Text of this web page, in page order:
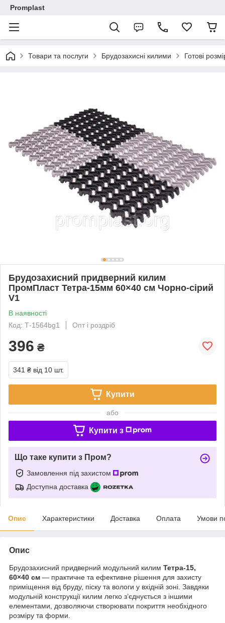
Promplast
Товари та послуги Брудозахисні килими Готові
Брудозахисний придверний килим
ПромПласт Тетра-15мм 60×40 см Чорно-сірий
V1
В наявності
Код: Т-1564bg1
Опт і роздріб
396 ₴
341 ₴ від 10 шт.
Купити
або
Купити з
Що таке купити з Пром?
Замовлення під захистом
Доступна доставка
Опис Характеристики Доставка Оплата Умови
Опис
Брудозахисний придверний модульний килим Тетра-15,
60×40 см — практичне та ефективне рішення для захисту
приміщення від бруду, піску та вологи у вхідній зоні. Завдяки
модульній конструкції килим легко з’єднується з іншими
елементами, дозволяючи створювати покриття необхідного
розміру та форми.